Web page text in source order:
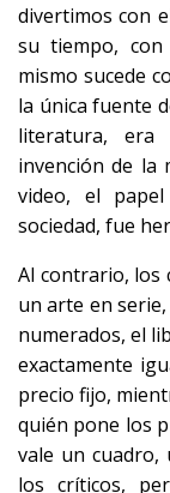
divertimos con
su tiempo,
mismo sucede
la única fuente
literatura, era
invención de la
video, el
sociedad, fue
Al contrario, los
un arte en
numerados, el
exactamente
precio fijo,
quién pone los
vale un cuadro,
los críticos,